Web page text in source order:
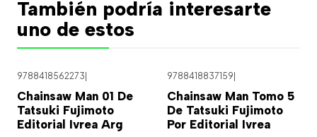
También podría interesarte
uno de estos
9788418562273
Chainsaw Man 01 De
Tatsuki Fujimoto
Editorial Ivrea Arg
9788418837159
Chainsaw Man Tomo 5
De Tatsuki Fujimoto
Por Editorial Ivrea